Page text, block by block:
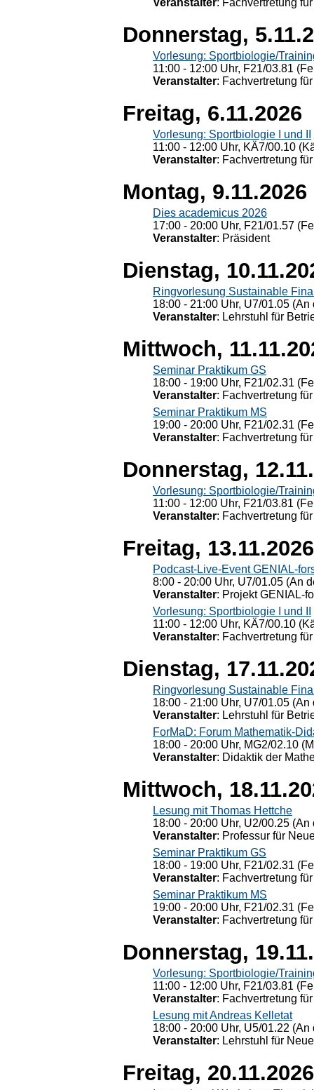
Veranstalter: Fachvertretung
Donnerstag,
Vorlesung: Sportbiologie/
11:00 - 12:00 Uhr, F21/03.81
Veranstalter: Fachvertretung
Freitag, 6.11.2026
Vorlesung: Sportbiologie I und II
11:00 - 12:00 Uhr, KÄ7/00.10
Veranstalter: Fachvertretung
Montag, 9.11.2026
Dies academicus 2026
17:00 - 20:00 Uhr, F21/01.57
Veranstalter: Präsident
Dienstag,
Ringvorlesung Sustainable
18:00 - 21:00 Uhr, U7/01.05
Veranstalter: Lehrstuhl für
Mittwoch,
Seminar Praktikum GS
18:00 - 19:00 Uhr, F21/02.31
Veranstalter: Fachvertretung
Seminar Praktikum MS
19:00 - 20:00 Uhr, F21/02.31
Veranstalter: Fachvertretung
Donnerstag,
Vorlesung: Sportbiologie/
11:00 - 12:00 Uhr, F21/03.81
Veranstalter: Fachvertretung
Freitag, 13.11.2026
Podcast-Live-Event GENIAL-
8:00 - 20:00 Uhr, U7/01.05 (An
Veranstalter: Projekt GENIAL-
Vorlesung: Sportbiologie I und II
11:00 - 12:00 Uhr, KÄ7/00.10
Veranstalter: Fachvertretung
Dienstag,
Ringvorlesung Sustainable
18:00 - 21:00 Uhr, U7/01.05
Veranstalter: Lehrstuhl für
ForMaD: Forum Mathematik-
18:00 - 20:00 Uhr, MG2/02.10
Veranstalter: Didaktik der
Mittwoch,
Lesung mit Thomas Hettche
18:00 - 20:00 Uhr, U2/00.25
Veranstalter: Professur für
Seminar Praktikum GS
18:00 - 19:00 Uhr, F21/02.31
Veranstalter: Fachvertretung
Seminar Praktikum MS
19:00 - 20:00 Uhr, F21/02.31
Veranstalter: Fachvertretung
Donnerstag,
Vorlesung: Sportbiologie/
11:00 - 12:00 Uhr, F21/03.81
Veranstalter: Fachvertretung
Lesung mit Andreas Kelletat
18:00 - 20:00 Uhr, U5/01.22
Veranstalter: Lehrstuhl für
Freitag, 20.11.2026